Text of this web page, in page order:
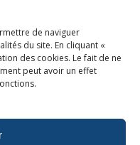
de naviguer
du site. En cliquant «
des cookies. Le fait de ne
peut avoir un effet